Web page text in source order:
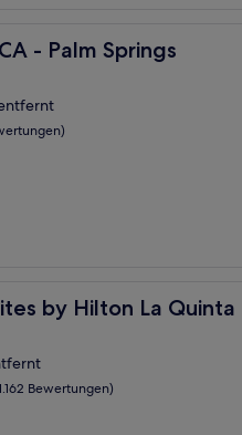
- Palm Springs
Springs
by Hilton La Quinta
Hilton La Quinta
Bewertungen)